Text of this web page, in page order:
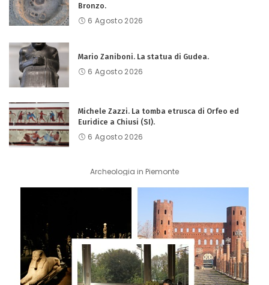
Bronzo.
6 Agosto 2026
Mario Zaniboni. La statua di Gudea.
6 Agosto 2026
Michele Zazzi. La tomba etrusca di Orfeo ed
Euridice a Chiusi (SI).
6 Agosto 2026
Archeologia in Piemonte